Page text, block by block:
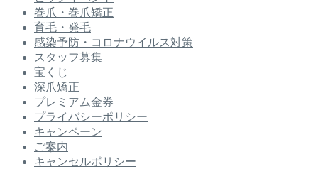
巻爪・巻爪矯正
育毛・発毛
感染予防・コロナウイルス対策
スタッフ募集
宝くじ
深爪矯正
プレミアム金券
プライバシーポリシー
キャンペーン
ご案内
キャンセルポリシー